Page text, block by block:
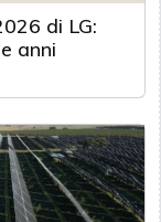
di LG:
anni